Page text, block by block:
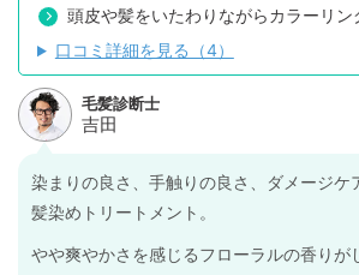
頭皮や髪をいたわりながらカラーリン
口コミ詳細を見る（4）
染まりの良さ、手触りの良さ、ダメージケ
髪染めトリートメント。
やや爽やかさを感じるフローラルの香りが